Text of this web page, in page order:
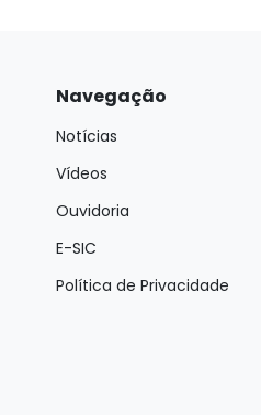
Navegação
Notícias
Vídeos
Ouvidoria
E-SIC
Política de Privacidade